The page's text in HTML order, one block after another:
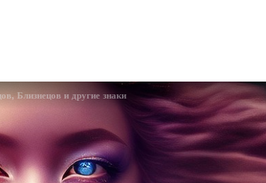
Близнецов и другие знаки